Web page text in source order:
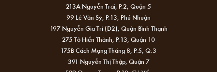
213A Nguyễn Trãi, P.2, Quận 5
99 Lê Văn Sỹ, P.13, Phú Nhuận
197 Nguyễn Gia Trí (D2), Quận Bình Thạnh
275 Tô Hiến Thành, P.13, Quận 10
175B Cách Mạng Tháng 8, P.5, Q.3
391 Nguyễn Thị Thập, Quận 7